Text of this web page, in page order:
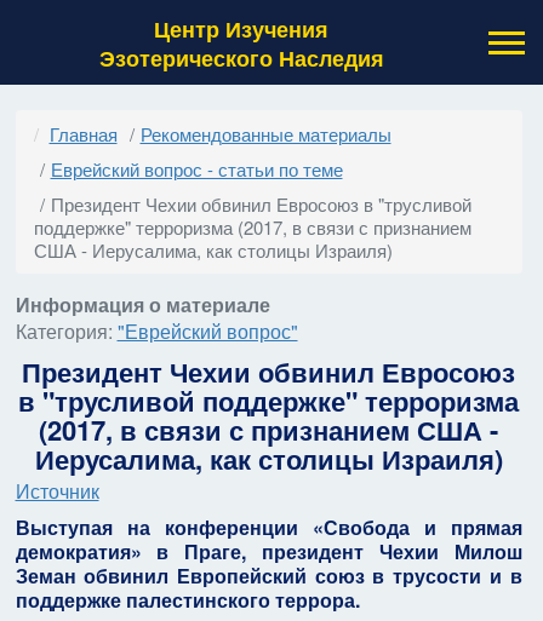
Центр Изучения
Эзотерического Наследия
Главная
Рекомендованные материалы
Еврейский вопрос - статьи по теме
Президент Чехии обвинил Евросоюз в "трусливой
поддержке" терроризма (2017, в связи с признанием
США - Иерусалима, как столицы Израиля)
Информация о материале
Категория: "Еврейский вопрос"
Президент Чехии обвинил Евросоюз
в "трусливой поддержке" терроризма
(2017, в связи с признанием США -
Иерусалима, как столицы Израиля)
Источник
Выступая на конференции «Свобода и прямая
демократия» в Праге, президент Чехии Милош
Земан обвинил Европейский союз в трусости и в
поддержке палестинского террора.